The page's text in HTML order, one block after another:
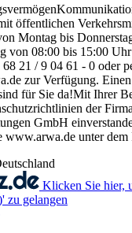
öffentlichen
Montag bis
von 08:00 bis 15:00
21 / 9 04 61 - 0 oder
zur Verfügung.
für Sie da!Mit Ihrer
der
GmbH
www.arwa.de unter dem
Klicken Sie hier,
zu gelangen